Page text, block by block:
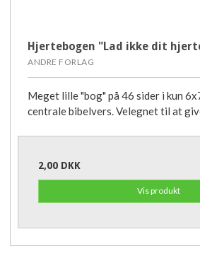
Hjertebogen "Lad ikke dit
ANDRE FORLAG
Meget lille "bog" på 46 sider i kun
centrale bibelvers. Velegnet til at
2,00 DKK
Vis produkt